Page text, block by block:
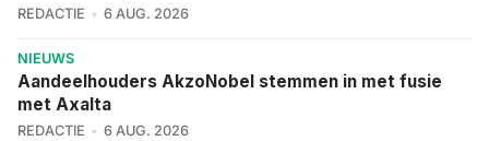
REDACTIE 6 AUG. 2026
NIEUWS
Aandeelhouders AkzoNobel stemmen in met fusie
met Axalta
REDACTIE 6 AUG. 2026